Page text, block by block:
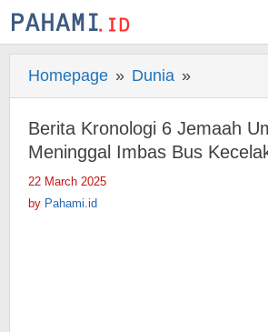
Skip
to
Homepage » Dunia »
Kronologi
6
Jemaah
Berita Kronologi 6 Jemaah
Meninggal Imbas Bus
22 March 2025
by Pahami.id